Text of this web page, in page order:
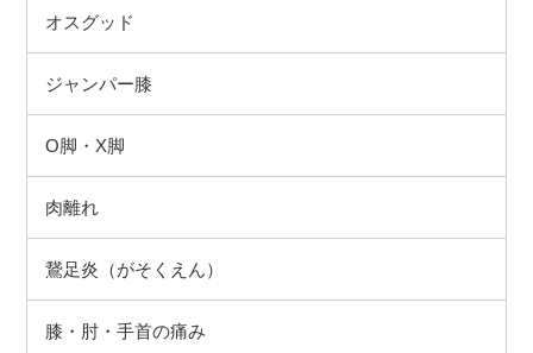
オスグッド
ジャンパー膝
O脚・X脚
肉離れ
鵞足炎（がそくえん）
膝・肘・手首の痛み